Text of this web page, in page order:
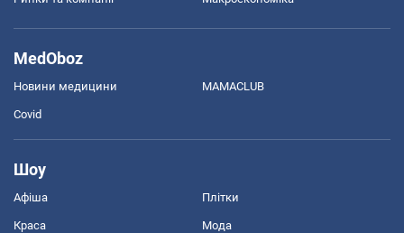
MedOboz
Новини медицини MAMACLUB
Covid
Шоу
Афіша Плітки
Краса Мода